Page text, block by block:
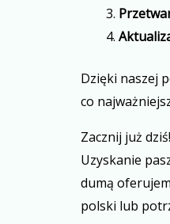
Dzięki naszej
co
Zacznij już dziś!
Uzyskanie
dumą
polski lub